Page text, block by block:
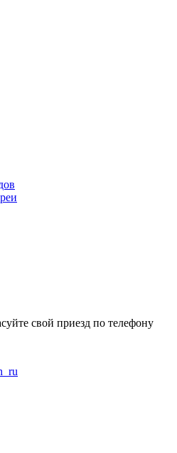
свой приезд по телефону